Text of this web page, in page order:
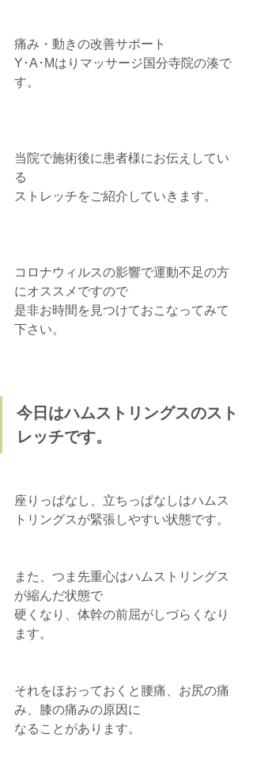
痛み・動きの改善サポート
Y･A･Mはりマッサージ国分寺院の湊で
す。
当院で施術後に患者様にお伝えしてい
る
ストレッチをご紹介していきます。
コロナウィルスの影響で運動不足の方
にオススメですので
是非お時間を見つけておこなってみて
下さい。
今日はハムストリングスのスト
レッチです。
座りっぱなし、立ちっぱなしはハムス
トリングスが緊張しやすい状態です。
また、つま先重心はハムストリングス
が縮んだ状態で
硬くなり、体幹の前屈がしづらくなり
ます。
それをほおっておくと腰痛、お尻の痛
み、膝の痛みの原因に
なることがあります。